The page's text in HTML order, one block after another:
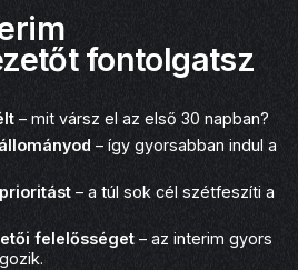
fontolgatsz
– mit vársz el az első 30 napban?
– így gyorsabban indul a
– a túl sok cél szétfeszíti a
felelősséget – az interim gyors